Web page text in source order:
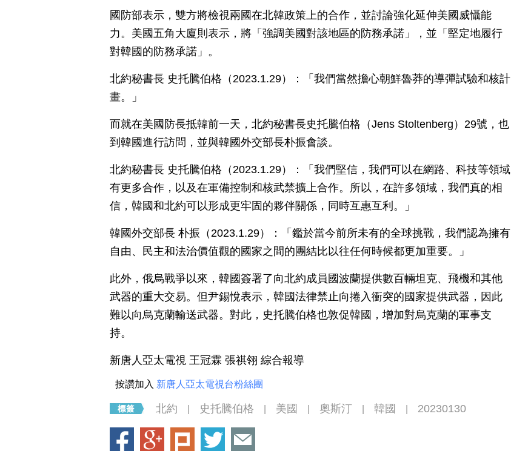
國防部表示，雙方將檢視兩國在北韓政策上的合作，並討論強化延伸美國威懾能
力。美國五角大廈則表示，將「強調美國對該地區的防務承諾」，並「堅定地履行
對韓國的防務承諾」。
北約秘書長 史托騰伯格（2023.1.29）：「我們當然擔心朝鮮魯莽的導彈試驗和核計
畫。」
而就在美國防長抵韓前一天，北約秘書長史托騰伯格（Jens Stoltenberg）29號，也
到韓國進行訪問，並與韓國外交部長朴振會談。
北約秘書長 史托騰伯格（2023.1.29）：「我們堅信，我們可以在網路、科技等領域
有更多合作，以及在軍備控制和核武禁擴上合作。所以，在許多領域，我們真的相
信，韓國和北約可以形成更牢固的夥伴關係，同時互惠互利。」
韓國外交部長 朴振（2023.1.29）：「鑑於當今前所未有的全球挑戰，我們認為擁有
自由、民主和法治價值觀的國家之間的團結比以往任何時候都更加重要。」
此外，俄烏戰爭以來，韓國簽署了向北約成員國波蘭提供數百輛坦克、飛機和其他
武器的重大交易。但尹錫悅表示，韓國法律禁止向捲入衝突的國家提供武器，因此
難以向烏克蘭輸送武器。對此，史托騰伯格也敦促韓國，增加對烏克蘭的軍事支
持。
新唐人亞太電視 王冠霖 張祺翎 綜合報導
按讚加入 新唐人亞太電視台粉絲團
北約 史托騰伯格 美國 奧斯汀 韓國 20230130